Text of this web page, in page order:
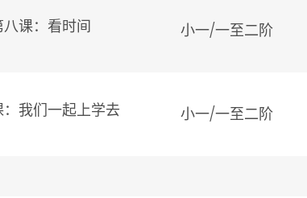
课：看时间 小一/一至二阶
我们一起上学去 小一/一至二阶